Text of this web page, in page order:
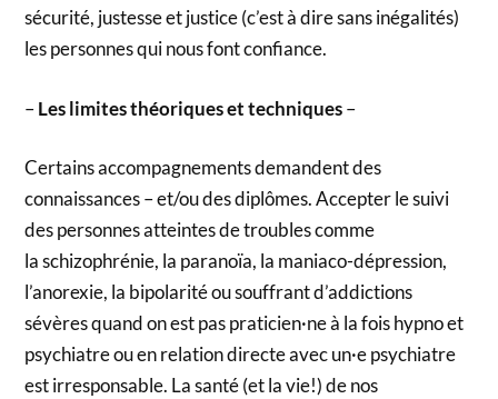
sécurité, justesse et justice (c’est à dire sans inégalités)
les personnes qui nous font confiance.
–Les limites théoriques et techniques–
Certains accompagnements demandent des
connaissances – et/ou des diplômes. Accepter le suivi
des personnes atteintes de troubles comme
la schizophrénie, la paranoïa, la maniaco-dépression,
l’anorexie, la bipolarité ou souffrant d’addictions
sévères quand on est pas praticien·ne à la fois hypno et
psychiatre ou en relation directe avec un·e psychiatre
est irresponsable. La santé (et la vie!) de nos